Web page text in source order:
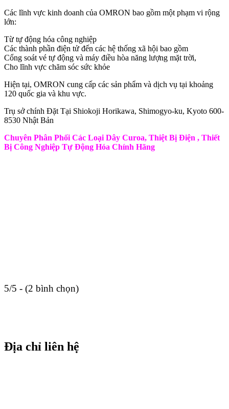
Các lĩnh vực kinh doanh của OMRON bao gồm một phạm vi rộng
lớn:
Từ tự động hóa công nghiệp
Các thành phần điện tử đến các hệ thống xã hội bao gồm
Cổng soát vé tự động và máy điều hòa năng lượng mặt trời,
Cho lĩnh vực chăm sóc sức khỏe
Hiện tại, OMRON cung cấp các sản phẩm và dịch vụ tại khoảng
120 quốc gia và khu vực.
Trụ sở chính Đặt Tại Shiokoji Horikawa, Shimogyo-ku, Kyoto 600-
8530 Nhật Bản
Chuyên Phân Phối Các Loại Dây Curoa, Thiệt Bị Điện , Thiết
Bị Công Nghiệp Tự Động Hóa Chính Hãng
5/5 - (2 bình chọn)
Địa chỉ liên hệ